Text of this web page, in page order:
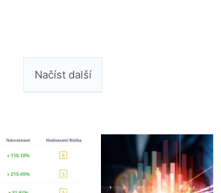
Načíst další